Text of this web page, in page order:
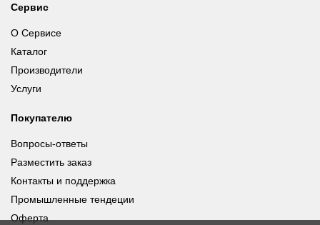
Сервис
О Сервисе
Каталог
Производители
Услуги
Покупателю
Вопросы-ответы
Разместить заказ
Контакты и поддержка
Промышленные тендеции
Оферта